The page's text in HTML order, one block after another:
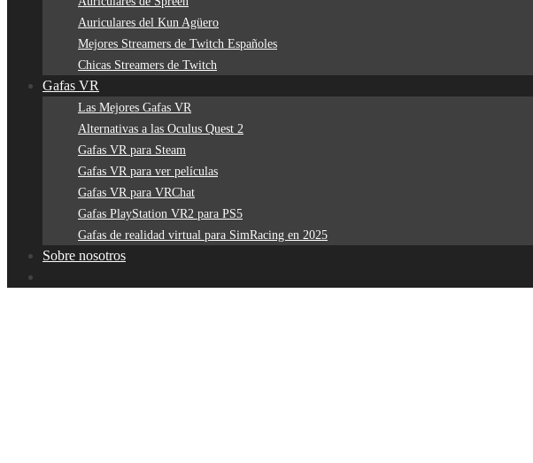
Auriculares del Kun Agüero
Mejores Streamers de Twitch Españoles
Chicas Streamers de Twitch
Gafas VR
Las Mejores Gafas VR
Alternativas a las Oculus Quest 2
Gafas VR para Steam
Gafas VR para ver películas
Gafas VR para VRChat
Gafas PlayStation VR2 para PS5
Gafas de realidad virtual para SimRacing en 2025
Sobre nosotros